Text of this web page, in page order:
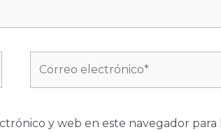
electrónico*
y web en este navegador